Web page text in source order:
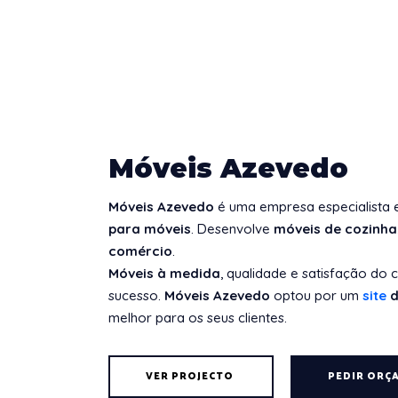
Móveis Azevedo
Móveis Azevedo é uma empresa especialista
para móveis. Desenvolve móveis de cozinha
comércio.
Móveis à medida, qualidade e satisfação do
sucesso. Móveis Azevedo optou por um site
melhor para os seus clientes.
VER PROJECTO PEDIR